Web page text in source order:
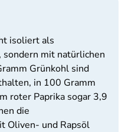
isoliert als
mit natürlichen
Grünkohl sind
in 100 Gramm
roter Paprika sogar 3,9
die
Oliven- und Rapsöl